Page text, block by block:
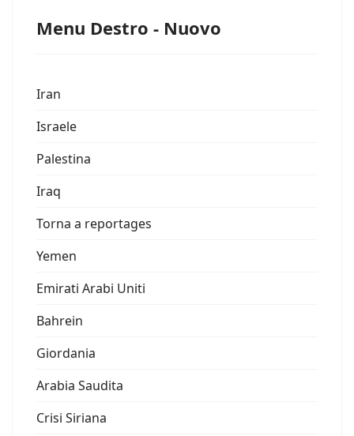
Menu Destro - Nuovo
Iran
Israele
Palestina
Iraq
Torna a reportages
Yemen
Emirati Arabi Uniti
Bahrein
Giordania
Arabia Saudita
Crisi Siriana